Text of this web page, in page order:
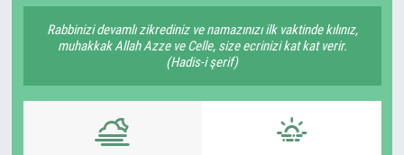
Rabbinizi devamlı zikrediniz ve namazınızı ilk vaktinde kılınız,
muhakkak Allah Azze ve Celle, size ecrinizi kat kat verir.
(Hadis-i şerif)